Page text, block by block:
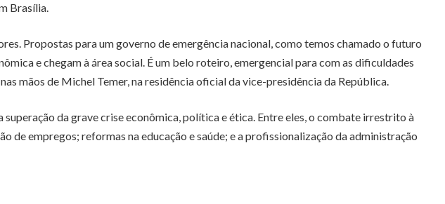
Brasília.
Propostas para um governo de emergência nacional, como temos chamado o futuro
e chegam à área social. É um belo roteiro, emergencial para com as dificuldades
mãos de Michel Temer, na residência oficial da vice-presidência da República.
da grave crise econômica, política e ética. Entre eles, o combate irrestrito à
empregos; reformas na educação e saúde; e a profissionalização da administração